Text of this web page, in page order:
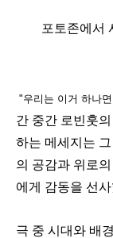
포토존에서
"우리는 이거 하나
간 중간 로빈훗
하는 메세지는
의 공감과 위로
에게 감동을 선
극 중 시대와 배